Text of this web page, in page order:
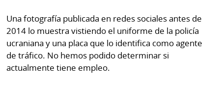
Una fotografía publicada en redes sociales antes de
2014 lo muestra vistiendo el uniforme de la policía
ucraniana y una placa que lo identifica como agente
de tráfico. No hemos podido determinar si
actualmente tiene empleo.